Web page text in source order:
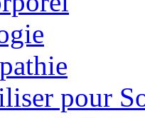
pour